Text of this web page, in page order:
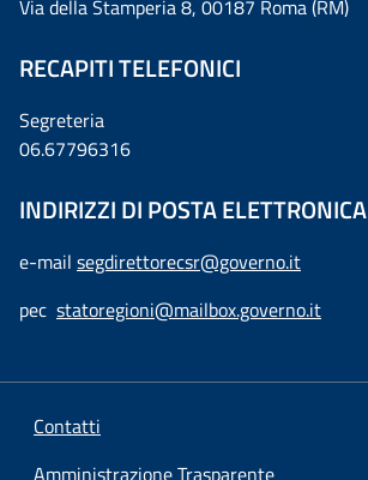
Via della Stamperia 8, 00187 Roma (RM)
RECAPITI TELEFONICI
Segreteria
06.67796316
INDIRIZZI DI POSTA ELETTRONICA
e-mail segdirettorecsr@governo.it
pec statoregioni@mailbox.governo.it
Contatti